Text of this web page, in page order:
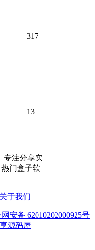
317
13
专注分享实
门盒子软
关于我们
安备 62010202000925号
源码屋